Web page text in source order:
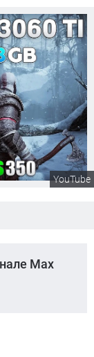
YouTube
Max